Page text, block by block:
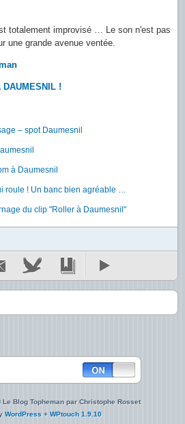
totalement improvisé … Le son n'est pas
une grande avenue ventée.
!
– spot Daumesnil
à Daumesnil
roule ! Un banc bien agréable …
du clip "Roller à Daumesnil"
Blog Topheman par Christophe Rosset
WordPress + WPtouch 1.9.10